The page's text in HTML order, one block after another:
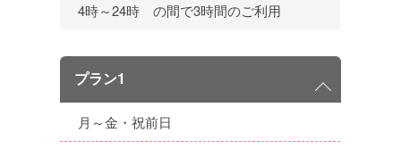
4時～24時 の間で3時間のご利用
プラン1
月～金・祝前日